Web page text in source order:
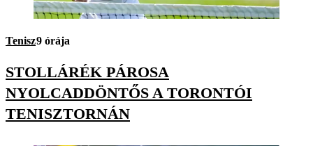
Tenisz9 órája
STOLLÁRÉK PÁROSA
NYOLCADDÖNTŐS A TORONTÓI
TENISZTORNÁN